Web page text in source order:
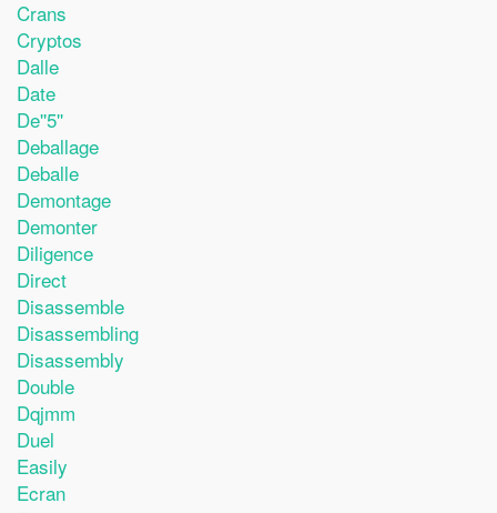
Crans
Cryptos
Dalle
Date
De''5''
Deballage
Deballe
Demontage
Demonter
Diligence
Direct
Disassemble
Disassembling
Disassembly
Double
Dqjmm
Duel
Easily
Ecran